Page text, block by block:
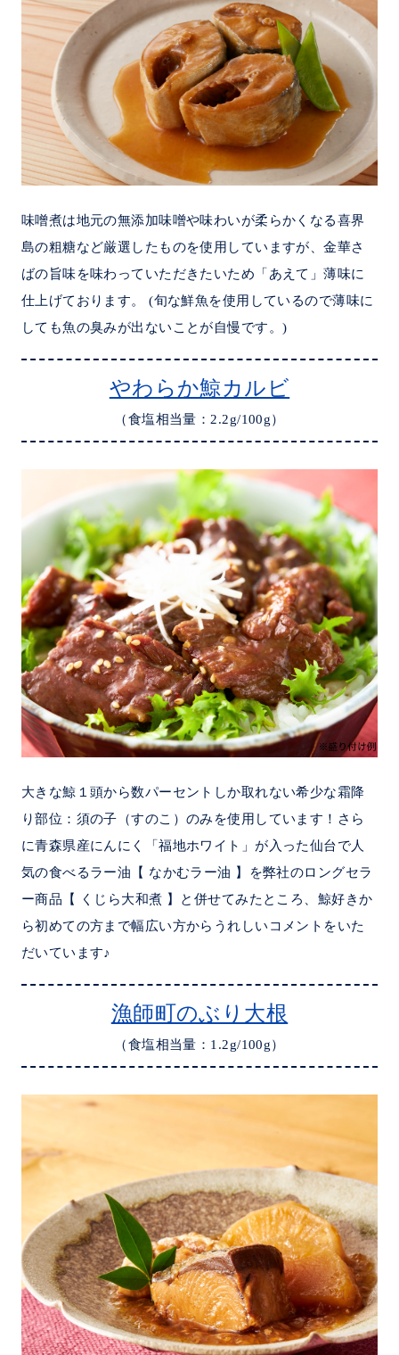
味噌煮は地元の無添加味噌や味わいが柔らかくなる喜界
島の粗糖など厳選したものを使用していますが、金華さ
ばの旨味を味わっていただきたいため「あえて」薄味に
仕上げております。 (旬な鮮魚を使用しているので薄味に
しても魚の臭みが出ないことが自慢です。)
やわらか鯨カルビ
（食塩相当量：2.2g/100g）
大きな鯨１頭から数パーセントしか取れない希少な霜降
り部位：須の子（すのこ）のみを使用しています！さら
に青森県産にんにく「福地ホワイト」が入った仙台で人
気の食べるラー油【 なかむラー油 】を弊社のロングセラ
ー商品【 くじら大和煮 】と併せてみたところ、鯨好きか
ら初めての方まで幅広い方からうれしいコメントをいた
だいています♪
漁師町のぶり大根
（食塩相当量：1.2g/100g）